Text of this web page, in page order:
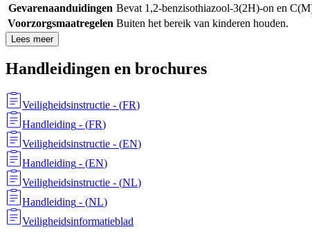
Gevarenaanduidingen Bevat 1,2-benzisothiazool-3(2H)-on en
Voorzorgsmaatregelen Buiten het bereik van kinderen houden.
Lees meer
Handleidingen en brochures
Veiligheidsinstructie - (FR)
Handleiding - (FR)
Veiligheidsinstructie - (EN)
Handleiding - (EN)
Veiligheidsinstructie - (NL)
Handleiding - (NL)
Veiligheidsinformatieblad